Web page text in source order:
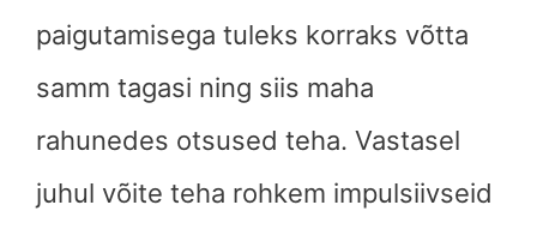
paigutamisega tuleks korraks võtta
samm tagasi ning siis maha
rahunedes otsused teha. Vastasel
juhul võite teha rohkem impulsiivseid